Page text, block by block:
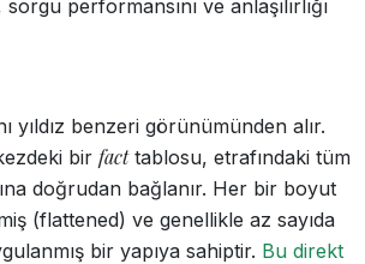
sorgu performansını ve anlaşılırlığı
yıldız benzeri görünümünden alır.
bir facttablosu, etrafındaki tüm
doğrudan bağlanır. Her bir boyut
(flattened) ve genellikle az sayıda
bir yapıya sahiptir. Bu direkt